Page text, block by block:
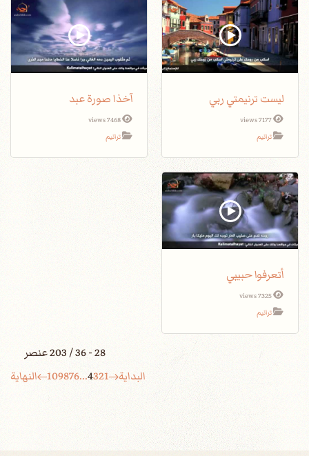
ليست ترنيمتي ربي
7177 views
ترانيم
آخذا صورة عبد
7468 views
ترانيم
أتعرفوا حبيبي
7325 views
ترانيم
28 - 36 / 203 عنصر
البداية
1
2
3
4
...
6
7
8
9
10 النهاية